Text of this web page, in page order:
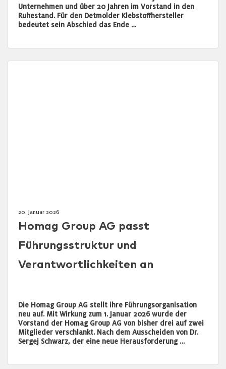
Unternehmen und über 20 Jahren im Vorstand in den
Ruhestand. Für den Detmolder Klebstoffhersteller
bedeutet sein Abschied das Ende …
20. Januar 2026
Homag Group AG passt
Führungsstruktur und
Verantwortlichkeiten an
Die Homag Group AG stellt ihre Führungsorganisation
neu auf. Mit Wirkung zum 1. Januar 2026 wurde der
Vorstand der Homag Group AG von bisher drei auf zwei
Mitglieder verschlankt. Nach dem Ausscheiden von Dr.
Sergej Schwarz, der eine neue Herausforderung …